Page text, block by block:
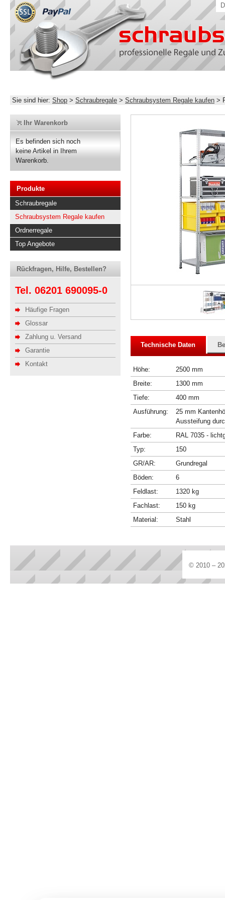
Sie sind hier: Shop > Schraubregale > Schraubsystem Regale kaufen >
Ihr Warenkorb
Es befinden sich noch
keine Artikel in Ihrem
Warenkorb.
Produkte
Schraubregale
Schraubsystem Regale kaufen
Ordnerregale
Top Angebote
Rückfragen, Hilfe, Bestellen?
Tel. 06201 690095-0
Häufige Fragen
Glossar
Zahlung u. Versand
Garantie
Kontakt
Technische Daten
Höhe:
2500 mm
Breite:
1300 mm
Tiefe:
400 mm
Ausführung:
25 mm
Aussteifung
Farbe:
RAL 7035 -
Typ:
150
GR/AR:
Grundregal
Böden:
6
Feldlast:
1320 kg
Fachlast:
150 kg
Material:
Stahl
© 2010 –